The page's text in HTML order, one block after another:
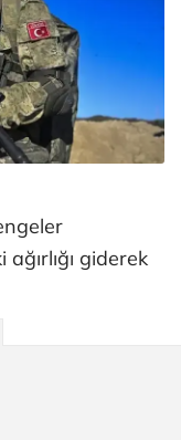
ağırlığı giderek